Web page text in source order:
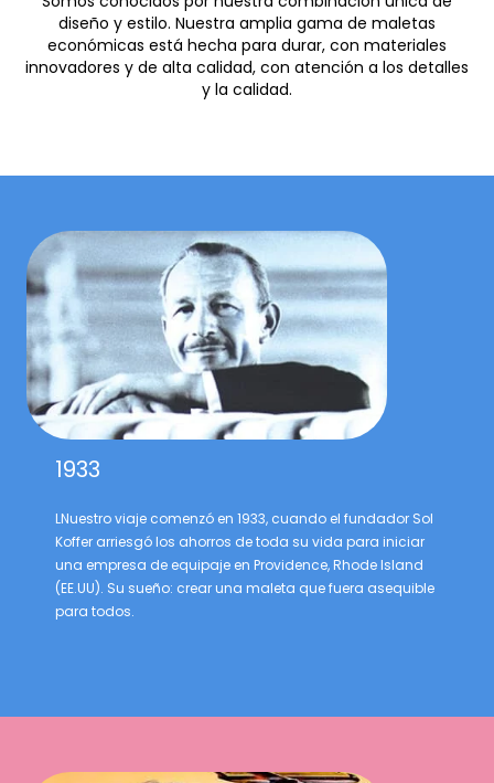
diseño y estilo. Nuestra amplia gama de maletas
económicas está hecha para durar, con materiales
innovadores y de alta calidad, con atención a los detalles
y la calidad.
1933
LNuestro viaje comenzó en 1933, cuando el fundador Sol
Koffer arriesgó los ahorros de toda su vida para iniciar
una empresa de equipaje en Providence, Rhode Island
(EE.UU). Su sueño: crear una maleta que fuera asequible
para todos.